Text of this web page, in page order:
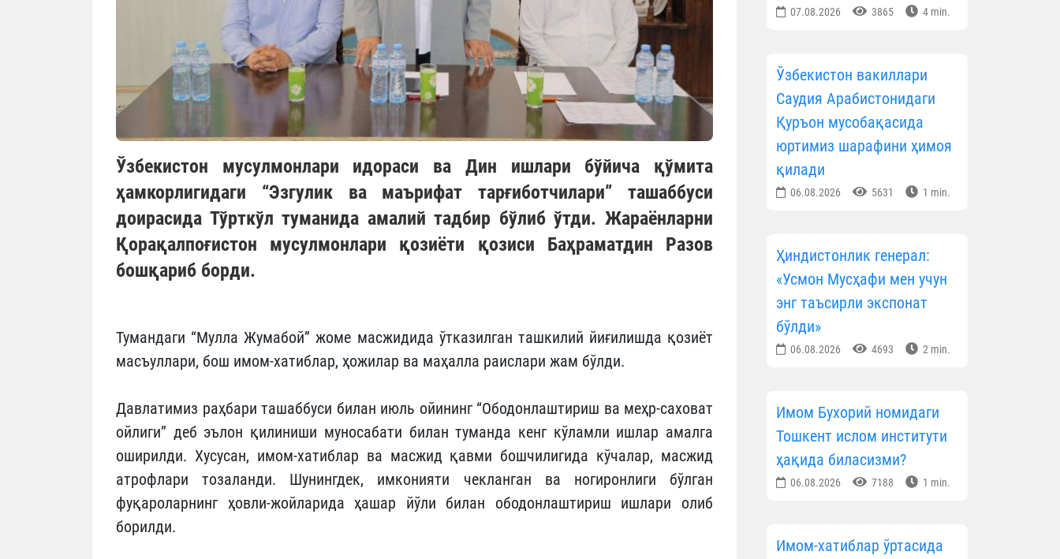
Ўзбекистон мусулмонлари идораси ва Дин ишлари бўйича қўмита
ҳамкорлигидаги “Эзгулик ва маърифат тарғиботчилари” ташаббуси
доирасида Тўрткўл туманида амалий тадбир бўлиб ўтди. Жараёнларни
Қорақалпоғистон мусулмонлари қозиёти қозиси Баҳраматдин Разов
бошқариб борди.
Тумандаги “Мулла Жумабой” жоме масжидида ўтказилган ташкилий йиғилишда қозиёт
масъуллари, бош имом-хатиблар, ҳожилар ва маҳалла раислари жам бўлди.
Давлатимиз раҳбари ташаббуси билан июль ойининг “Ободонлаштириш ва меҳр-саховат
ойлиги” деб эълон қилиниши муносабати билан туманда кенг кўламли ишлар амалга
оширилди. Хусусан, имом-хатиблар ва масжид қавми бошчилигида кўчалар, масжид
атрофлари тозаланди. Шунингдек, имконияти чекланган ва ногиронлиги бўлган
фуқароларнинг ҳовли-жойларида ҳашар йўли билан ободонлаштириш ишлари олиб
борилди.
07.08.2026 3865 4 min.
Ўзбекистон вакиллари
Саудия Арабистонидаги
Қуръон мусобақасида
юртимиз шарафини ҳимоя
қилади
06.08.2026 5631 1 min.
Ҳиндистонлик генерал:
«Усмон Мусҳафи мен учун
энг таъсирли экспонат
бўлди»
06.08.2026 4693 2 min.
Имом Бухорий номидаги
Тошкент ислом институти
ҳақида биласизми?
06.08.2026 7188 1 min.
Имом-хатиблар ўртасида